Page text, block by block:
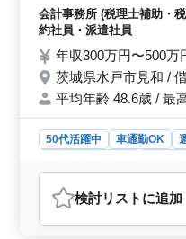
経営相談
・人事課
男性女性
募くださ
会計事務所 (税理士補助・
約社員・派遣社員
年収300万円〜500
茨城県水戸市見和 /
平均年齢 48.6歳 / 最
50代活躍中 車通勤OK
おすすめポイント
＜経験者の価値を活か
検討リスト に追加